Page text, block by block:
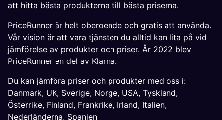
att hitta bästa produkterna till bästa priserna.
PriceRunner är helt oberoende och gratis att använda.
Vår vision är att vara tjänsten du alltid kan lita på vid
jämförelse av produkter och priser. År 2022 blev
PriceRunner en del av Klarna.
Du kan jämföra priser och produkter med oss i:
Danmark, UK, Sverige, Norge, USA, Tyskland,
Österrike, Finland, Frankrike, Irland, Italien,
Nederländerna, Spanien